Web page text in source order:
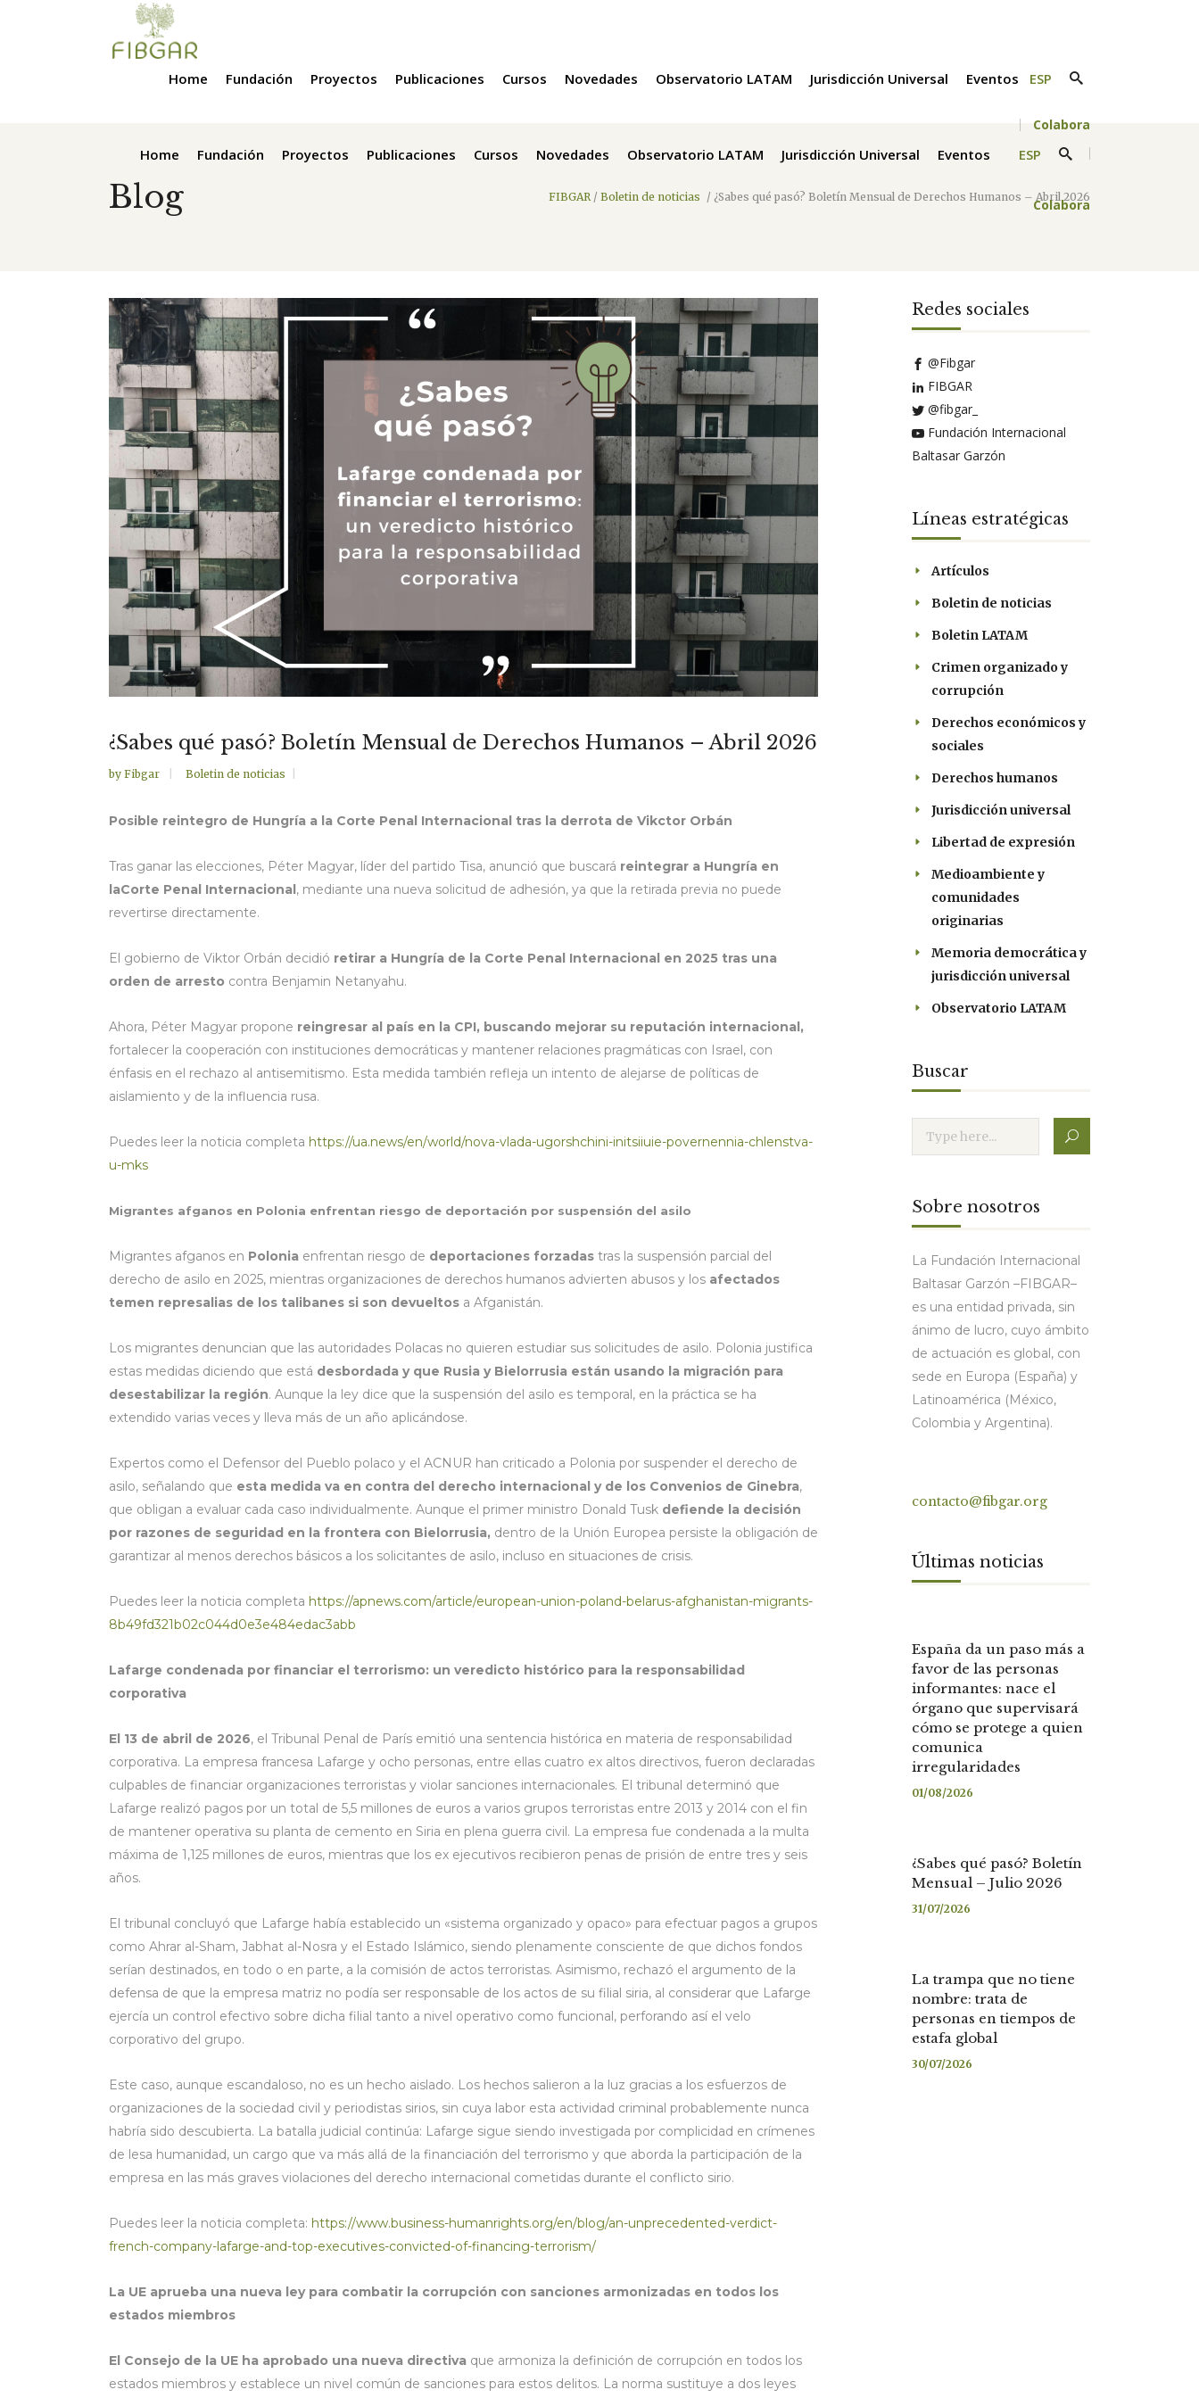
Home Fundación Proyectos Publicaciones Cursos Novedades Observatorio LATAM Jurisdicción Universal Eventos ESP
Colabora
Home Fundación Proyectos Publicaciones Cursos Novedades Observatorio LATAM Jurisdicción Universal Eventos ESP
Colabora
Blog FIBGAR / Boletin de noticias / ¿Sabes qué pasó? Boletín Mensual de Derechos Humanos – Abril 2026
¿Sabes qué pasó? Boletín Mensual de Derechos Humanos – Abril 2026
by Fibgar Boletin de noticias
Posible reintegro de Hungría a la Corte Penal Internacional tras la derrota de Vikctor Orbán
Tras ganar las elecciones, Péter Magyar, líder del partido Tisa, anunció que buscará reintegrar a Hungría en
laCorte Penal Internacional, mediante una nueva solicitud de adhesión, ya que la retirada previa no puede
revertirse directamente.
El gobierno de Viktor Orbán decidió retirar a Hungría de la Corte Penal Internacional en 2025 tras una
orden de arresto contra Benjamin Netanyahu.
Ahora, Péter Magyar propone reingresar al país en la CPI, buscando mejorar su reputación internacional,
fortalecer la cooperación con instituciones democráticas y mantener relaciones pragmáticas con Israel, con
énfasis en el rechazo al antisemitismo. Esta medida también refleja un intento de alejarse de políticas de
aislamiento y de la influencia rusa.
Puedes leer la noticia completa https://ua.news/en/world/nova-vlada-ugorshchini-initsiiuie-povernennia-chlenstva-
u-mks
Migrantes afganos en Polonia enfrentan riesgo de deportación por suspensión del asilo
Migrantes afganos en Polonia enfrentan riesgo de deportaciones forzadas tras la suspensión parcial del
derecho de asilo en 2025, mientras organizaciones de derechos humanos advierten abusos y los afectados
temen represalias de los talibanes si son devueltos a Afganistán.
Los migrantes denuncian que las autoridades Polacas no quieren estudiar sus solicitudes de asilo. Polonia justifica
estas medidas diciendo que está desbordada y que Rusia y Bielorrusia están usando la migración para
desestabilizar la región. Aunque la ley dice que la suspensión del asilo es temporal, en la práctica se ha
extendido varias veces y lleva más de un año aplicándose.
Expertos como el Defensor del Pueblo polaco y el ACNUR han criticado a Polonia por suspender el derecho de
asilo, señalando que esta medida va en contra del derecho internacional y de los Convenios de Ginebra,
que obligan a evaluar cada caso individualmente. Aunque el primer ministro Donald Tusk defiende la decisión
por razones de seguridad en la frontera con Bielorrusia, dentro de la Unión Europea persiste la obligación de
garantizar al menos derechos básicos a los solicitantes de asilo, incluso en situaciones de crisis.
Puedes leer la noticia completa https://apnews.com/article/european-union-poland-belarus-afghanistan-migrants-
8b49fd321b02c044d0e3e484edac3abb
Lafarge condenada por financiar el terrorismo: un veredicto histórico para la responsabilidad
corporativa
El 13 de abril de 2026, el Tribunal Penal de París emitió una sentencia histórica en materia de responsabilidad
corporativa. La empresa francesa Lafarge y ocho personas, entre ellas cuatro ex altos directivos, fueron declaradas
culpables de financiar organizaciones terroristas y violar sanciones internacionales. El tribunal determinó que
Lafarge realizó pagos por un total de 5,5 millones de euros a varios grupos terroristas entre 2013 y 2014 con el fin
de mantener operativa su planta de cemento en Siria en plena guerra civil. La empresa fue condenada a la multa
máxima de 1,125 millones de euros, mientras que los ex ejecutivos recibieron penas de prisión de entre tres y seis
años.
El tribunal concluyó que Lafarge había establecido un «sistema organizado y opaco» para efectuar pagos a grupos
como Ahrar al-Sham, Jabhat al-Nosra y el Estado Islámico, siendo plenamente consciente de que dichos fondos
serían destinados, en todo o en parte, a la comisión de actos terroristas. Asimismo, rechazó el argumento de la
defensa de que la empresa matriz no podía ser responsable de los actos de su filial siria, al considerar que Lafarge
ejercía un control efectivo sobre dicha filial tanto a nivel operativo como funcional, perforando así el velo
corporativo del grupo.
Este caso, aunque escandaloso, no es un hecho aislado. Los hechos salieron a la luz gracias a los esfuerzos de
organizaciones de la sociedad civil y periodistas sirios, sin cuya labor esta actividad criminal probablemente nunca
habría sido descubierta. La batalla judicial continúa: Lafarge sigue siendo investigada por complicidad en crímenes
de lesa humanidad, un cargo que va más allá de la financiación del terrorismo y que aborda la participación de la
empresa en las más graves violaciones del derecho internacional cometidas durante el conflicto sirio.
Puedes leer la noticia completa: https://www.business-humanrights.org/en/blog/an-unprecedented-verdict-
french-company-lafarge-and-top-executives-convicted-of-financing-terrorism/
La UE aprueba una nueva ley para combatir la corrupción con sanciones armonizadas en todos los
estados miembros
El Consejo de la UE ha aprobado una nueva directiva que armoniza la definición de corrupción en todos los
estados miembros y establece un nivel común de sanciones para estos delitos. La norma sustituye a dos leyes
Redes sociales
@Fibgar
FIBGAR
@fibgar_
Fundación Internacional
Baltasar Garzón
Líneas estratégicas
Artículos
Boletin de noticias
Boletin LATAM
Crimen organizado y
corrupción
Derechos económicos y
sociales
Derechos humanos
Jurisdicción universal
Libertad de expresión
Medioambiente y
comunidades
originarias
Memoria democrática y
jurisdicción universal
Observatorio LATAM
Buscar
Sobre nosotros
La Fundación Internacional
Baltasar Garzón –FIBGAR–
es una entidad privada, sin
ánimo de lucro, cuyo ámbito
de actuación es global, con
sede en Europa (España) y
Latinoamérica (México,
Colombia y Argentina).
contacto@fibgar.org
Últimas noticias
España da un paso más a
favor de las personas
informantes: nace el
órgano que supervisará
cómo se protege a quien
comunica
irregularidades
01/08/2026
¿Sabes qué pasó? Boletín
Mensual – Julio 2026
31/07/2026
La trampa que no tiene
nombre: trata de
personas en tiempos de
estafa global
30/07/2026